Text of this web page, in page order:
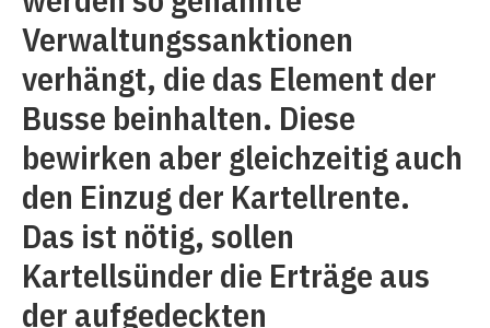
Verwaltungssanktionen
verhängt, die das Element der
Busse beinhalten. Diese
bewirken aber gleichzeitig auch
den Einzug der Kartellrente.
Das ist nötig, sollen
Kartellsünder die Erträge aus
der aufgedeckten